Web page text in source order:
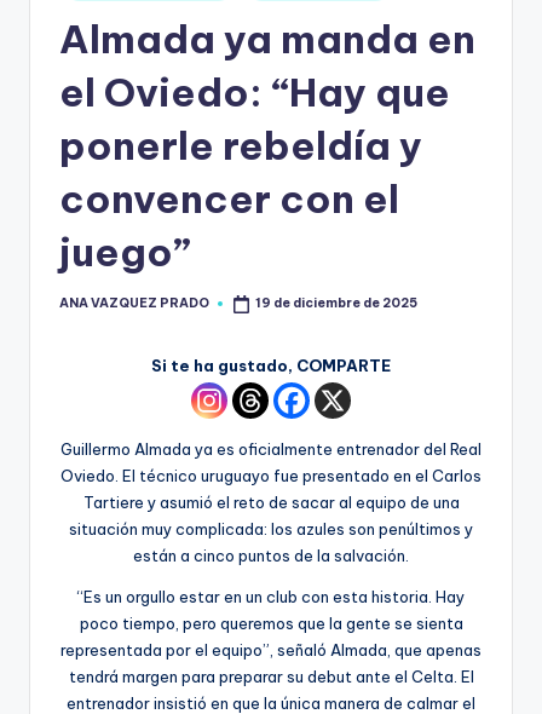
Almada ya manda en
el Oviedo: “Hay que
ponerle rebeldía y
convencer con el
juego”
ANA VAZQUEZ PRADO 19 de diciembre de 2025
Si te ha gustado, COMPARTE
Guillermo Almada ya es oficialmente entrenador del Real
Oviedo. El técnico uruguayo fue presentado en el Carlos
Tartiere y asumió el reto de sacar al equipo de una
situación muy complicada: los azules son penúltimos y
están a cinco puntos de la salvación.
“Es un orgullo estar en un club con esta historia. Hay
poco tiempo, pero queremos que la gente se sienta
representada por el equipo”, señaló Almada, que apenas
tendrá margen para preparar su debut ante el Celta. El
entrenador insistió en que la única manera de calmar el